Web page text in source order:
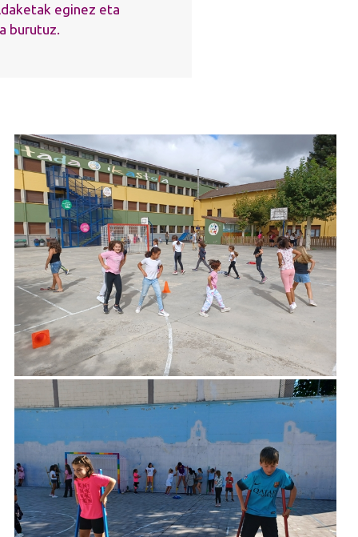
eginez eta
burutuz.